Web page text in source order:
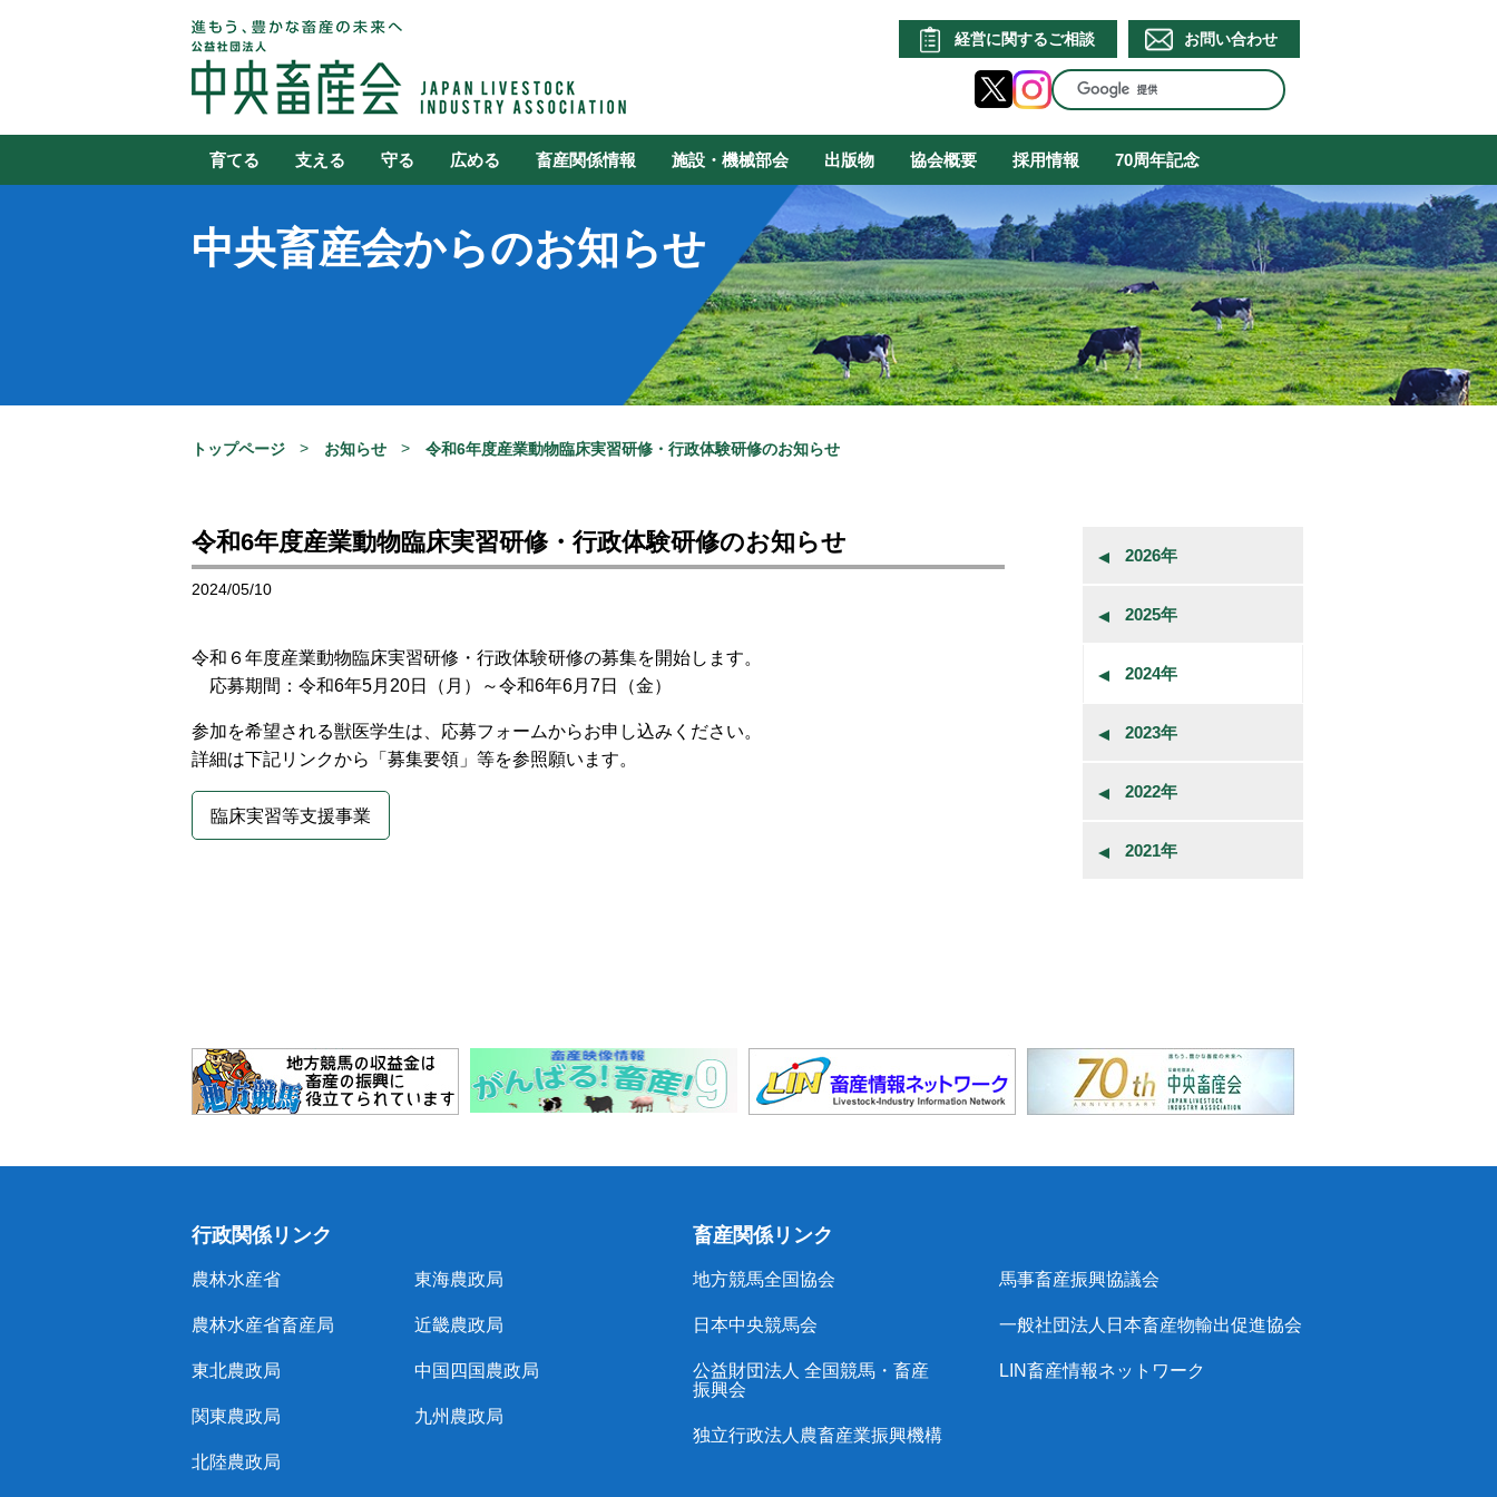
経営に関するご相談 お問い合わせ
育てる 支える 守る 広める 畜産関係情報 施設・機械部会 出版物 協会概要 採用情報 70周年記念
中央畜産会からのお知らせ
トップページ お知らせ 令和6年度産業動物臨床実習研修・行政体験研修のお知らせ
令和6年度産業動物臨床実習研修・行政体験研修のお知らせ
2024/05/10
令和６年度産業動物臨床実習研修・行政体験研修の募集を開始します。
応募期間：令和6年5月20日（月）～令和6年6月7日（金）
参加を希望される獣医学生は、応募フォームからお申し込みください。
詳細は下記リンクから「募集要領」等を参照願います。
臨床実習等支援事業
2026年
2025年
2024年
2023年
2022年
2021年
行政関係リンク
農林水産省
農林水産省畜産局
東北農政局
関東農政局
北陸農政局
東海農政局
近畿農政局
中国四国農政局
九州農政局
畜産関係リンク
地方競馬全国協会
日本中央競馬会
公益財団法人 全国競馬・畜産
振興会
独立行政法人農畜産業振興機構
馬事畜産振興協議会
一般社団法人日本畜産物輸出促進協会
LIN畜産情報ネットワーク